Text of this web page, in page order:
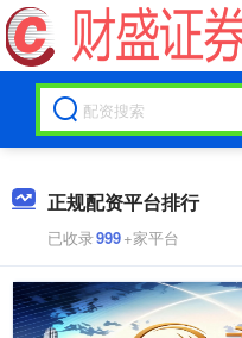
正规配资平台排行
已收录999+家平台